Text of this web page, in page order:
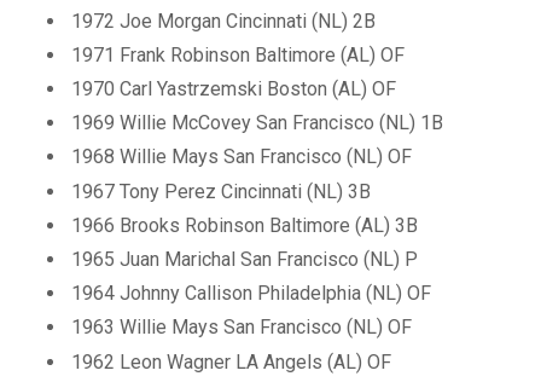
1972 Joe Morgan Cincinnati (NL) 2B
1971 Frank Robinson Baltimore (AL) OF
1970 Carl Yastrzemski Boston (AL) OF
1969 Willie McCovey San Francisco (NL) 1B
1968 Willie Mays San Francisco (NL) OF
1967 Tony Perez Cincinnati (NL) 3B
1966 Brooks Robinson Baltimore (AL) 3B
1965 Juan Marichal San Francisco (NL) P
1964 Johnny Callison Philadelphia (NL) OF
1963 Willie Mays San Francisco (NL) OF
1962 Leon Wagner LA Angels (AL) OF